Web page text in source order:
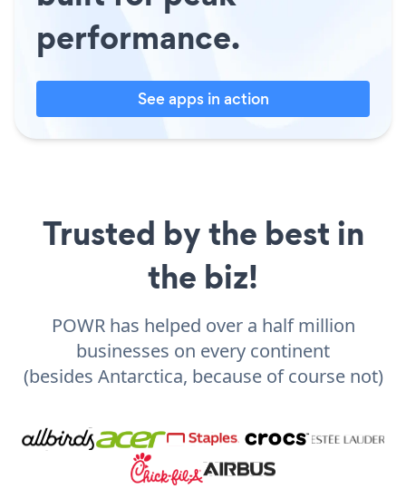
performance.
See apps in action
Trusted by the best in
the biz!
POWR has helped over a half million
businesses on every continent
(besides Antarctica, because of course not)